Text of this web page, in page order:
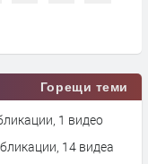
Горещи теми
– 309 публикации, 1 видео
– 3892 публикации, 14 видеа